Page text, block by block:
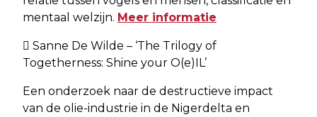
mentaal welzijn. Meer informatie
 Sanne De Wilde – ‘The Trilogy of
Togetherness: Shine your O(e)IL’
Een onderzoek naar de destructieve impact
van de olie-industrie in de Nigerdelta en